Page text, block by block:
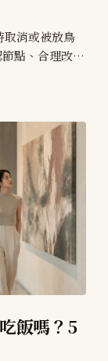
消或被放鳥
點、合理改期
可直接使用的
飯嗎？5